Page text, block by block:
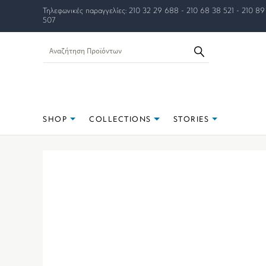
Τηλεφωνικές παραγγελίες: 210 32 29 688 - 210 68 38 521 - 210
507
SHOP COLLECTIONS STORIES